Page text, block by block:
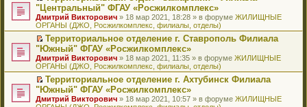
н
и
ю
о
о
б
щ
е
н
и
ю
н
о
м
у
с
о
о
б
щ
е
н
и
ю
ч
и
т
а
н
н
о
м
у
с
о
о
б
н
е
п
р
о
ч
и
т
а
н
н
о
м
р
в
о
м
у
н
е
п
р
о
ч
и
т
т
и
к
п
е
р
в
о
м
у
н
е
п
П
е
р
е
й
т
и
к
п
е
р
в
о
"Центральный" ФГАУ «Росжилкомплекс»
Дмитрий Викторович » 18 мар 2021, 18:28 » в форуме ЖИЛИЩНЫЕ
ОРГАНЫ (ДЖО, Росжилкомплекс, филиалы, отделы)
П
е
р
е
й
т
и
к
Территориальное отделение г. Ставрополь Филиала
"Южный" ФГАУ «Росжилкомплекс»
Дмитрий Викторович » 18 мар 2021, 11:35 » в форуме ЖИЛИЩНЫЕ
ОРГАНЫ (ДЖО, Росжилкомплекс, филиалы, отделы)
П
е
р
Территориальное отделение г. Ахтубинск Филиала
"Южный" ФГАУ «Росжилкомплекс»
Дмитрий Викторович » 18 мар 2021, 10:57 » в форуме ЖИЛИЩНЫЕ